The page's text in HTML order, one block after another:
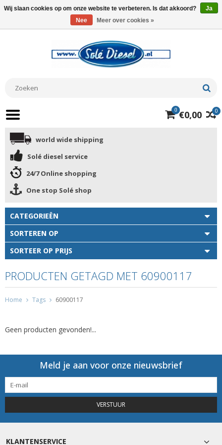
0
0 €0,00
world wide shipping
Solé diesel service
24/7 Online shopping
One stop Solé shop
CATEGORIEËN
SORTEREN OP
SORTEER OP PRIJS
PRODUCTEN GETAGD MET 60900117
Home Tags 60900117
Geen producten gevonden!...
Meld je aan voor onze nieuwsbrief
VERSTUUR
KLANTENSERVICE
Wij slaan cookies op om onze website te verbeteren. Is dat akkoord?
Ja
Nee
Meer over cookies »